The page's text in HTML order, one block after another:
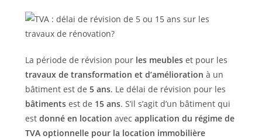
La période de révision pour les meubles et pour les
travaux de transformation et d’amélioration à un
bâtiment est de 5 ans. Le délai de révision pour les
bâtimentsest de 15 ans. S’il s’agit d’un bâtiment qui
est donné en location avec application du régime de
TVA optionnelle pour la location immobilière